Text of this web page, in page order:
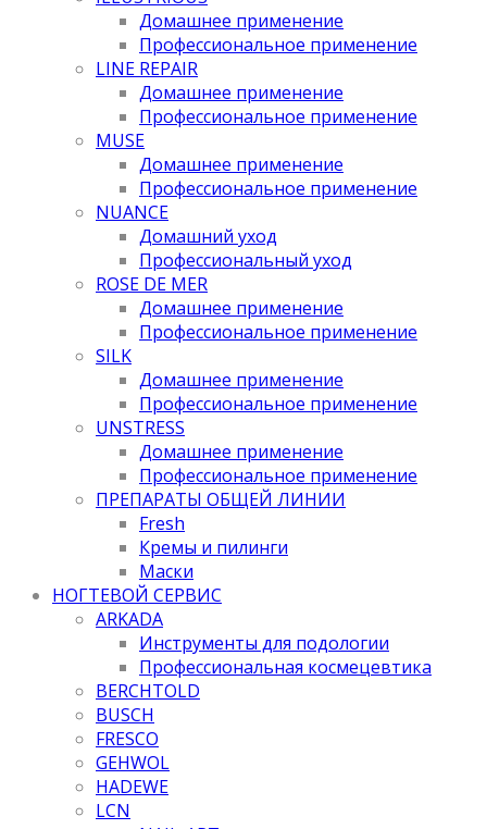
Домашнее применение
Профессиональное применение
LINE REPAIR
Домашнее применение
Профессиональное применение
MUSE
Домашнее применение
Профессиональное применение
NUANCE
Домашний уход
Профессиональный уход
ROSE DE MER
Домашнее применение
Профессиональное применение
SILK
Домашнее применение
Профессиональное применение
UNSTRESS
Домашнее применение
Профессиональное применение
ПРЕПАРАТЫ ОБЩЕЙ ЛИНИИ
Fresh
Кремы и пилинги
Маски
НОГТЕВОЙ СЕРВИС
ARKADA
Инструменты для подологии
Профессиональная космецевтика
BERCHTOLD
BUSCH
FRESCO
GEHWOL
HADEWE
LCN